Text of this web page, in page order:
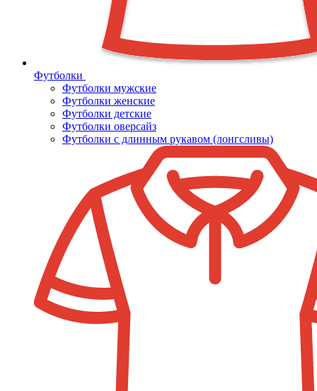
Футболки
Футболки мужские
Футболки женские
Футболки детские
Футболки оверсайз
Футболки с длинным рукавом (лонгсливы)